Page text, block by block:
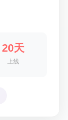
20天
上线